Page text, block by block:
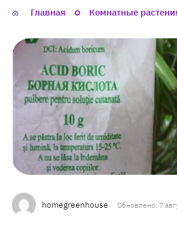
Главная Комнатные
homegreenhouse Обновлено: 7